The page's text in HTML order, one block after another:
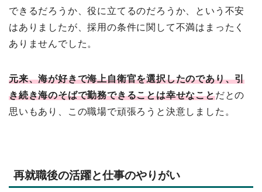
できるだろうか、役に立てるのだろうか、という不安
はありましたが、採用の条件に関して不満はまったく
ありませんでした。
元来、海が好きで海上自衛官を選択したのであり、引
き続き海のそばで勤務できることは幸せなことだとの
思いもあり、この職場で頑張ろうと決意しました。
再就職後の活躍と仕事のやりがい